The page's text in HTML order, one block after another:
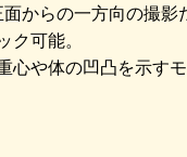
面からの一方向の撮
ク可能。
心や体の凹凸を示す